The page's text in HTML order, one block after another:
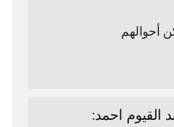
أحوالهم
القيوم احمد: